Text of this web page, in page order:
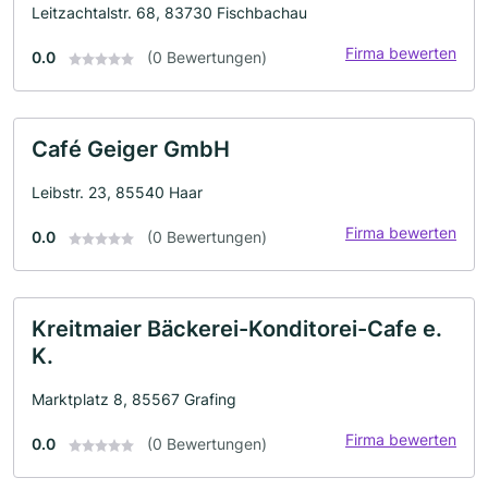
Leitzachtalstr. 68, 83730 Fischbachau
0.0 (0 Bewertungen) Firma bewerten
Café Geiger GmbH
Leibstr. 23, 85540 Haar
0.0 (0 Bewertungen) Firma bewerten
Kreitmaier Bäckerei-Konditorei-Cafe e.
K.
Marktplatz 8, 85567 Grafing
0.0 (0 Bewertungen) Firma bewerten